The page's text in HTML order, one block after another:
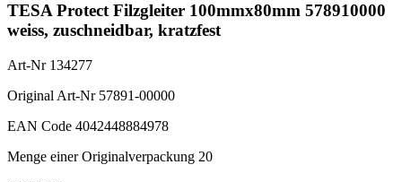
TESA Protect Filzgleiter 100mmx80mm 578910000
weiss, zuschneidbar, kratzfest
Art-Nr 134277
Original Art-Nr 57891-00000
EAN Code 4042448884978
Menge einer Originalverpackung 20